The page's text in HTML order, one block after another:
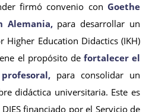
firmó convenio con Goethe
Alemania,para desarrollar un
Higher Education Didactics (IKH)
el propósito de fortalecer el
para consolidar un
didáctica universitaria. Este es
financiado por el Servicio de